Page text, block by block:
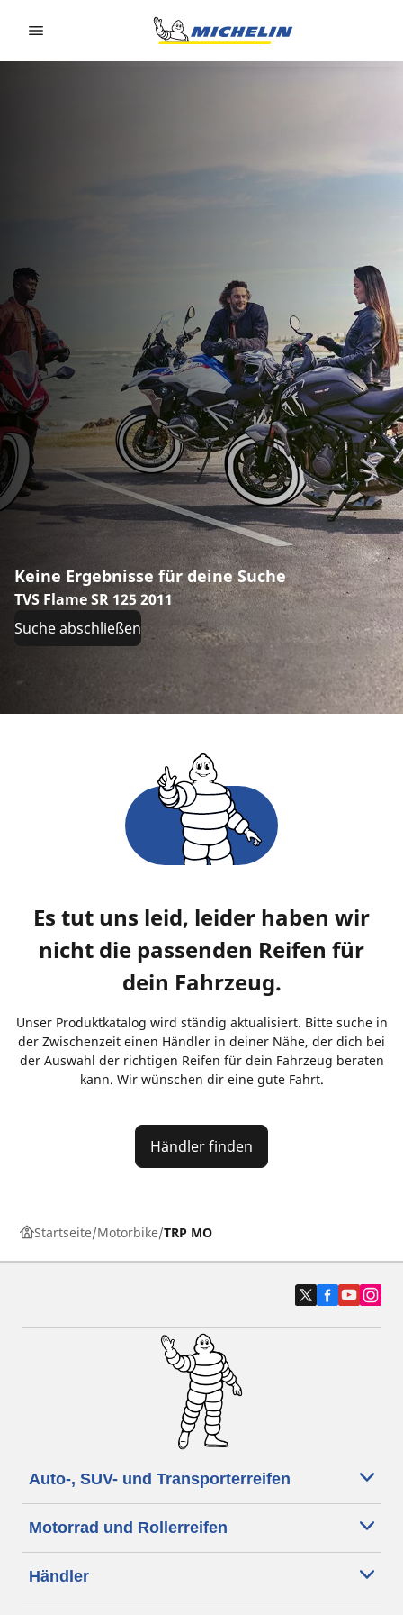
Keine Ergebnisse für deine Suche
TVS Flame SR 125 2011
Suche abschließen
Es tut uns leid, leider haben wir
nicht die passenden Reifen für
dein Fahrzeug.
Unser Produktkatalog wird ständig aktualisiert. Bitte suche in
der Zwischenzeit einen Händler in deiner Nähe, der dich bei
der Auswahl der richtigen Reifen für dein Fahrzeug beraten
kann. Wir wünschen dir eine gute Fahrt.
Händler finden
Startseite Motorbike TRP MO
Auto-, SUV- und Transporterreifen
Motorrad und Rollerreifen
Händler